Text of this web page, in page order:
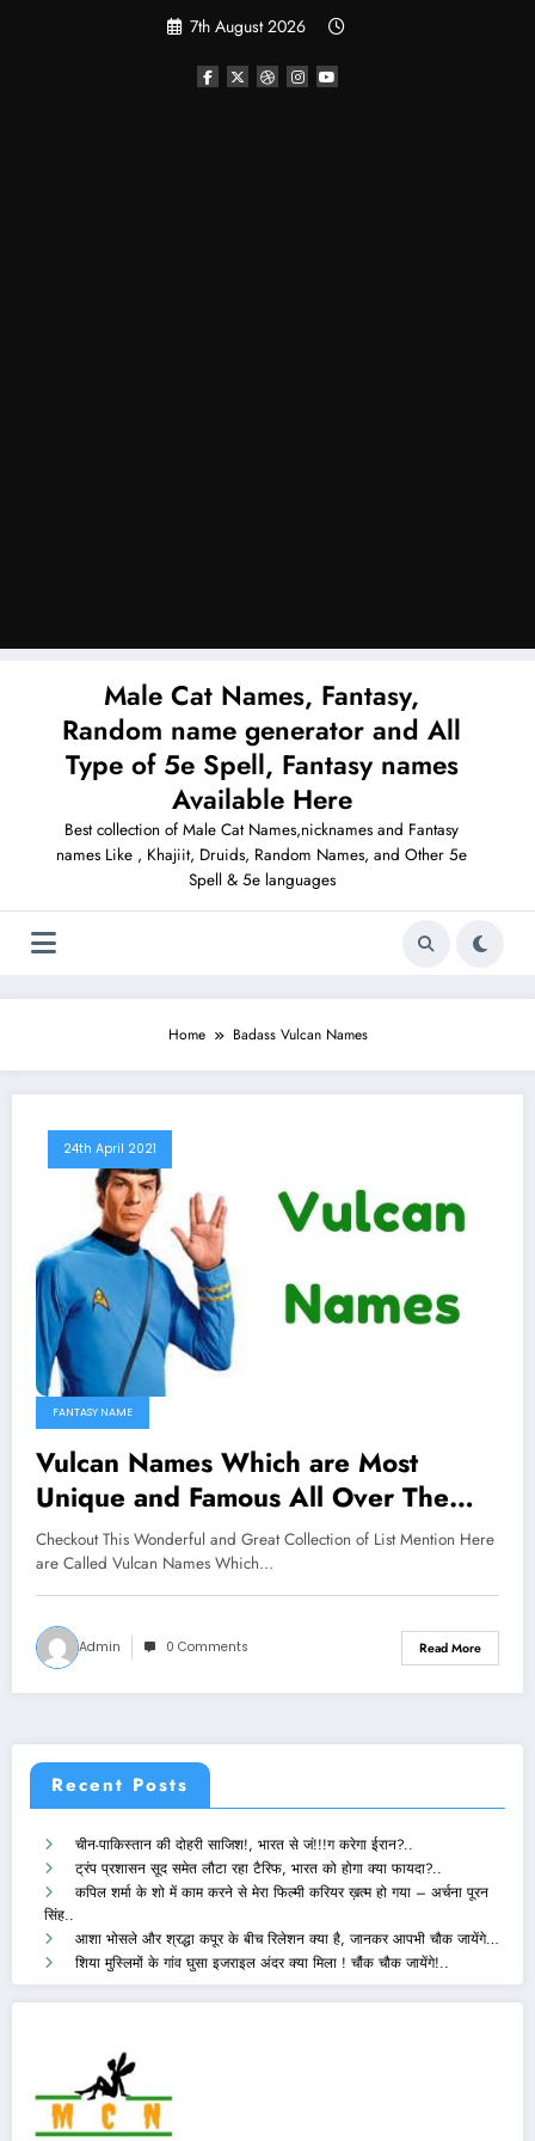
7th August 2026
Male Cat Names, Fantasy,
Random name generator and All
Type of 5e Spell, Fantasy names
Available Here
Best collection of Male Cat Names,nicknames and Fantasy
names Like , Khajiit, Druids, Random Names, and Other 5e
Spell & 5e languages
Home Badass Vulcan Names
24th April 2021
FANTASY NAME
Vulcan Names Which are Most
Unique and Famous All Over The
Worlds
Checkout This Wonderful and Great Collection of List Mention Here
are Called Vulcan Names Which…
Admin 0 Comments Read More
Recent Posts
चीन-पाकिस्तान की दोहरी साजिश!, भारत से जं!!!ग करेगा ईरान?..
ट्रंप प्रशासन सूद समेत लौटा रहा टैरिफ, भारत को होगा क्या फायदा?..
कपिल शर्मा के शो में काम करने से मेरा फिल्मी करियर ख़त्म हो गया – अर्चना पूरन
सिंह..
आशा भोसले और श्रद्धा कपूर के बीच रिलेशन क्या है, जानकर आपभी चौक जायेंगे…
शिया मुस्लिमों के गांव घुसा इजराइल अंदर क्या मिला ! चौंक चौक जायेंगे!..